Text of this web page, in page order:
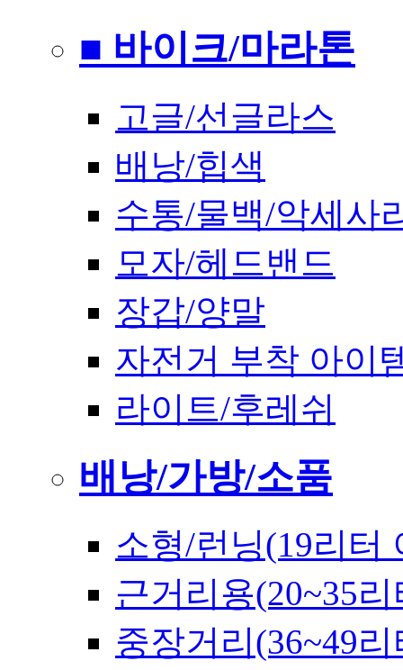
■ 바이크/마라톤
고글/선글라스
배낭/힙색
수통/물백/악세사
모자/헤드밴드
장갑/양말
자전거 부착 아이
라이트/후레쉬
배낭/가방/소품
소형/런닝(19리터
근거리용(20~35리
중장거리(36~49리